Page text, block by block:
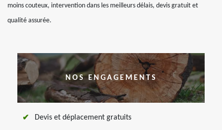
moins couteux, intervention dans les meilleurs délais, devis gratuit et
qualité assurée.
NOS ENGAGEMENTS
Devis et déplacement gratuits